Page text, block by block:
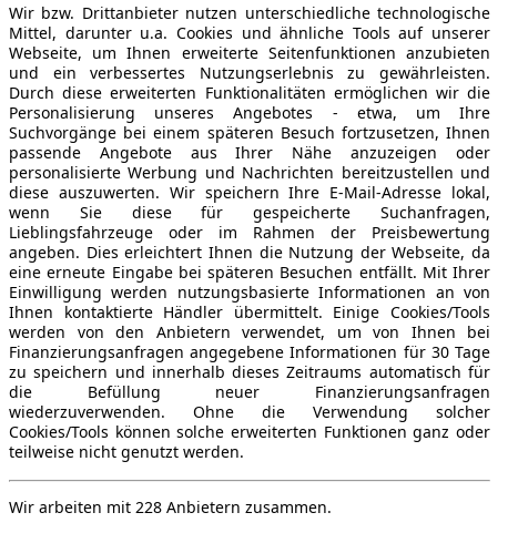
Wir bzw. Drittanbieter nutzen unterschiedliche technologische
Mittel, darunter u.a. Cookies und ähnliche Tools auf unserer
Webseite, um Ihnen erweiterte Seitenfunktionen anzubieten
und ein verbessertes Nutzungserlebnis zu gewährleisten.
Durch diese erweiterten Funktionalitäten ermöglichen wir die
Personalisierung unseres Angebotes - etwa, um Ihre
Suchvorgänge bei einem späteren Besuch fortzusetzen, Ihnen
passende Angebote aus Ihrer Nähe anzuzeigen oder
personalisierte Werbung und Nachrichten bereitzustellen und
diese auszuwerten. Wir speichern Ihre E-Mail-Adresse lokal,
wenn Sie diese für gespeicherte Suchanfragen,
Lieblingsfahrzeuge oder im Rahmen der Preisbewertung
angeben. Dies erleichtert Ihnen die Nutzung der Webseite, da
eine erneute Eingabe bei späteren Besuchen entfällt. Mit Ihrer
Einwilligung werden nutzungsbasierte Informationen an von
Ihnen kontaktierte Händler übermittelt. Einige Cookies/Tools
werden von den Anbietern verwendet, um von Ihnen bei
Finanzierungsanfragen angegebene Informationen für 30 Tage
zu speichern und innerhalb dieses Zeitraums automatisch für
die Befüllung neuer Finanzierungsanfragen
wiederzuverwenden. Ohne die Verwendung solcher
Cookies/Tools können solche erweiterten Funktionen ganz oder
teilweise nicht genutzt werden.
Wir arbeiten mit 228 Anbietern zusammen.